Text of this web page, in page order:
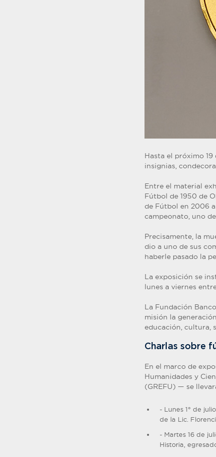
Hasta el próximo
insignias,
Entre el material
Fútbol de 1950 de
de Fútbol en 2006
campeonato, uno
Precisamente, la
dio a uno de sus
haberle pasado la
La exposición se
lunes a viernes
La Fundación
misión la
educación, cultura,
Charlas sobre
En el marco de
Humanidades y
(GREFU) — se
- Lunes 1° de
de la Lic.
- Martes 16 de
Historia,